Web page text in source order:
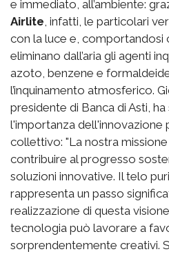
e immediato, all’ambiente:
Airlite, infatti, le particolari
con la luce e, comportandosi
eliminano dall’aria gli agenti
azoto, benzene e
l’inquinamento atmosferico.
presidente di Banca di Asti,
l'importanza dell'innovazione
collettivo: "La nostra
contribuire al progresso
soluzioni innovative. Il telo
rappresenta un passo
realizzazione di questa
tecnologia può lavorare a
sorprendentemente creativi.